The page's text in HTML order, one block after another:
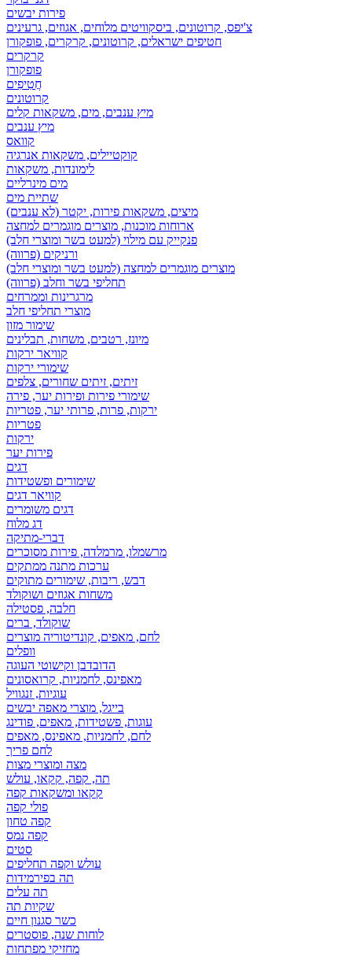
פירות יבשים
צ'יפס, קרוטונים, ביסקוויטים מלוחים, אגוזים, גרעינים
חטיפים ישראלים, קרוטונים, קרקרים, פופקורן
קרקרים
פופקורן
חֲטִיפִים
קרוטונים
מיץ ענבים, מים, משקאות קלים
מיץ ענבים
קוואס
קוקטיילים, משקאות אנרגיה
לימונדות, משקאות
מים מינרליים
שתיית מים
מיצים, משקאות פירות, יקטר (לא ענבים)
ארוחות מוכנות, מוצרים מוגמרים למחצה
פנקייק עם מילוי (למעט בשר ומוצרי חלב)
ורניקים (פרווה)
מוצרים מוגמרים למחצה (למעט בשר ומוצרי חלב)
תחליפי בשר וחלב (פרווה)
מרגרינות וממרחים
מוצרי תחליפי חלב
שימור מזון
מיונז, רטבים, משחות, תבלינים
קוויאר ירקות
שימורי ירקות
זיתים, זיתים שחורים, צלפים
שימורי פירות ופירות יער, פירה
ירקות, פרות, פרותי יער, פטריות
פטריות
ירקות
פירות יער
דגים
שימורים ופשטידות
קוויאר דגים
דגים משומרים
דג מלוח
דברי-מתיקה
מרשמלו, מרמלדה, פירות מסוכרים
ערכות מתנה ממתקים
דבש, ריבות, שימורים מתוקים
משחות אגוזים ושוקולד
חלבה, פסטילה
שוקולד, ברים
לחם, מאפים, קונדיטוריה מוצרים
וופלים
הדובדבן וקישוטי העוגה
מאפינס, לחמניות, קרואסונים
עוגיות, זנגוויל
בייגל, מוצרי מאפה יבשים
עוגות, פשטידות, מאפים, פודינג
לחם, לחמניות, מאפינס, מאפים
לחם פריך
מצה ומוצרי מצות
תה, קפה, קקאו, עולש
קקאו ומשקאות קפה
פולי קפה
קפה טחון
קפה נמס
סטים
עולש וקפה תחליפים
תה בפירמידות
תה עלים
שקיות תה
כשר סגנון חיים
לוחות שנה, פוסטרים
מחזיקי מפתחות